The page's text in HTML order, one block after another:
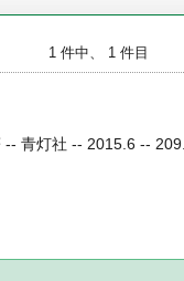
1 件中、 1 件目
-- 青灯社 -- 2015.6 --